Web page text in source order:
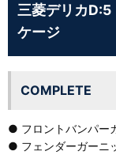
三菱デリカD:5
ケージ
COMPLETE
● フロントバンパー
● フェンダーガーニ